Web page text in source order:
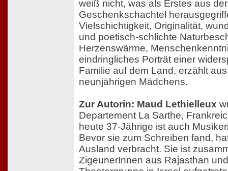
weiß nicht, was als Erstes aus
Geschenkschachtel
Vielschichtigkeit, Originalität,
und poetisch-schlichte
Herzenswärme,
eindringliches Porträt einer
Familie auf dem Land, erzählt
neunjährigen Mädchens.
Zur Autorin: Maud Lethielleux
Departement La Sarthe,
heute 37-Jährige ist auch
Bevor sie zum Schreiben fand,
Ausland verbracht. Sie ist
ZigeunerInnen aus Rajasthan